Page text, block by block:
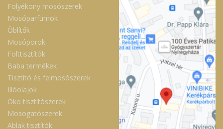
Folyékony mosószerek
Mosóparfümök
Öblítők
Mosóporok
Folttisztítók
Baba termékek
Tisztító és felmosószerek
Illóolajok
Öko tisztítószerek
Mosogatószerek
Ablak tisztítók